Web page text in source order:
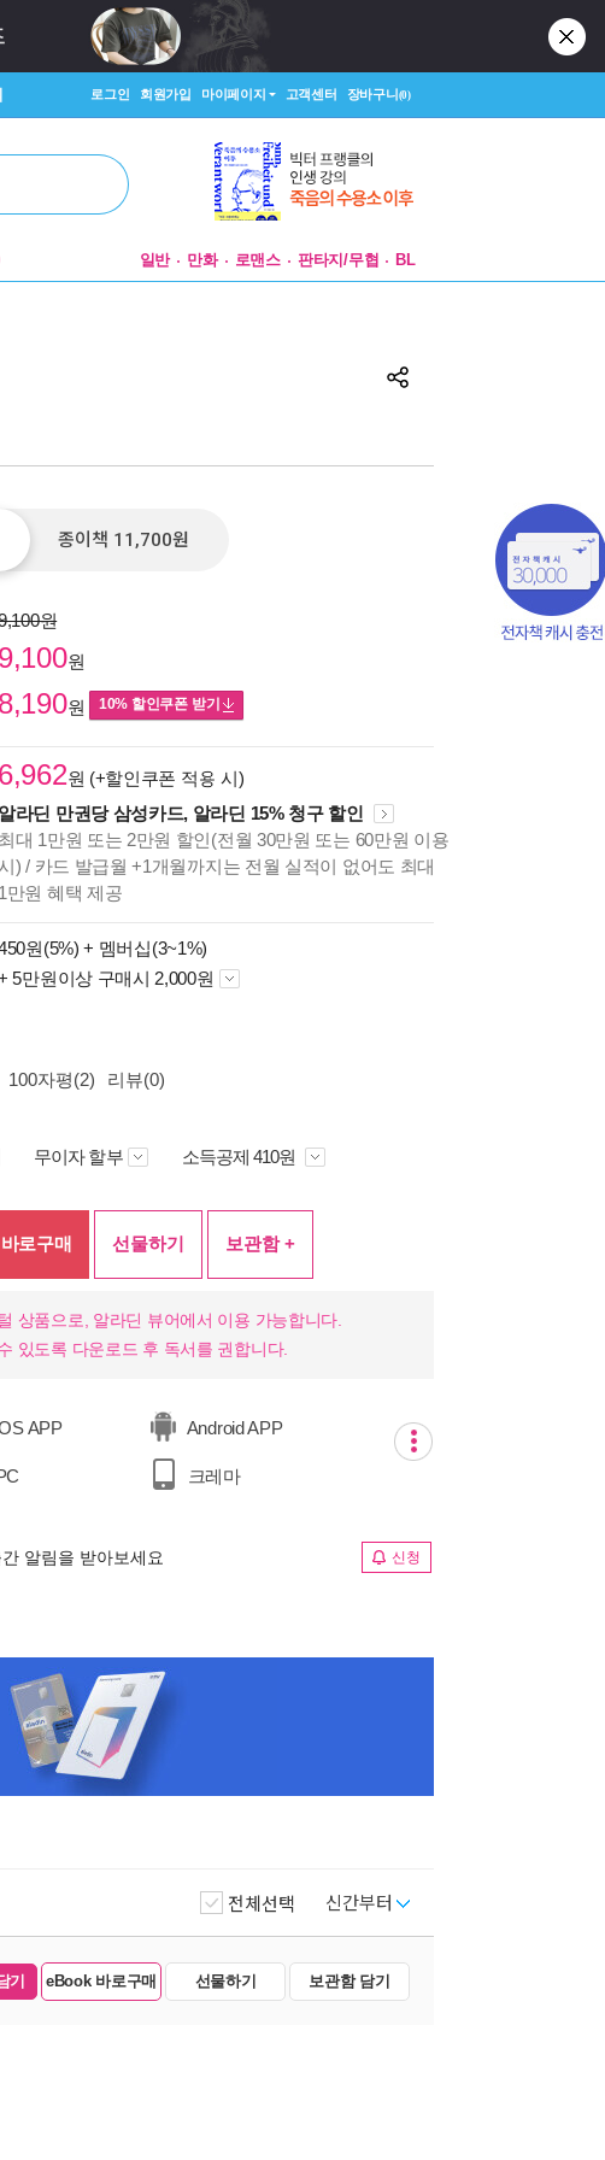
로그인 회원가입 마이페이지 고객센터 장바구니(0)
일반 만화 로맨스 판타지/무협 BL
종이책의
미리보기
입니다.
종이책 11,700원
원
9,100원
8,190원 10% 할인쿠폰 받기
6,962원 (+할인쿠폰 적용 시)
알라딘 만권당 삼성카드, 알라딘 15% 청구 할인
최대 1만원 또는 2만원 할인(전월 30만원 또는 60만원 이용
) / 카드 발급월 +1개월까지는 전월 실적이 없어도 최대
1만원 혜택 제공
원(5%) + 멤버십(3~1%)
5만원이상 구매시 2,000원
100자평(2) 리뷰(0)
무이자 할부 소득공제 410원
바로구매 선물하기 보관함 +
상품으로, 알라딘 뷰어에서 이용 가능합니다.
있도록 다운로드 후 독서를 권합니다.
APP Android APP
크레마
알림을 받아보세요 신청
신간부터
전체선택
기 eBook 바로구매 선물하기 보관함 담기